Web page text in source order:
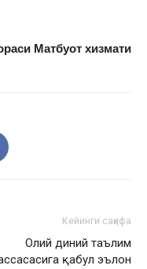
Матбуот хизмати
Кейинги саҳифа
Олий диний таълим
қабул эълон